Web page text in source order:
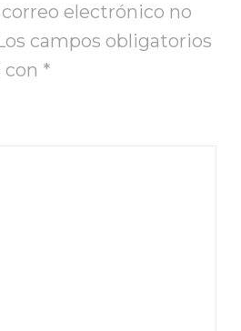
electrónico no
campos obligatorios
con *